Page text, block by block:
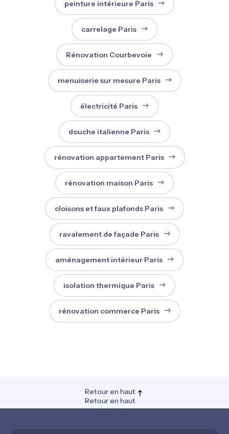
peinture intérieure Paris
carrelage Paris
Rénovation Courbevoie
menuiserie sur mesure Paris
électricité Paris
douche italienne Paris
rénovation appartement Paris
rénovation maison Paris
cloisons et faux plafonds Paris
ravalement de façade Paris
aménagement intérieur Paris
isolation thermique Paris
rénovation commerce Paris
Retour en haut
Retour en haut